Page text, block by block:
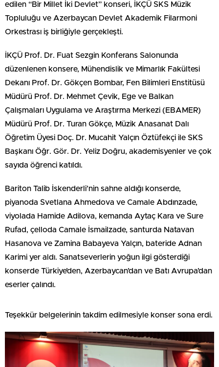
edilen “Bir Millet İki Devlet” konseri, İKÇÜ SKS Müzik
Topluluğu ve Azerbaycan Devlet Akademik Filarmoni
Orkestrası iş birliğiyle gerçekleşti.
İKÇÜ Prof. Dr. Fuat Sezgin Konferans Salonunda
düzenlenen konsere, Mühendislik ve Mimarlık Fakültesi
Dekanı Prof. Dr. Gökçen Bombar, Fen Bilimleri Enstitüsü
Müdürü Prof. Dr. Mehmet Çevik, Ege ve Balkan
Çalışmaları Uygulama ve Araştırma Merkezi (EBAMER)
Müdürü Prof. Dr. Turan Gökçe, Müzik Anasanat Dalı
Öğretim Üyesi Doç. Dr. Mucahit Yalçın Öztüfekçi ile SKS
Başkanı Öğr. Gör. Dr. Yeliz Doğru, akademisyenler ve çok
sayıda öğrenci katıldı.
Bariton Talib İskenderli’nin sahne aldığı konserde,
piyanoda Svetlana Ahmedova ve Camale Abdınzade,
viyolada Hamide Adilova, kemanda Aytaç Kara ve Sure
Rufad, çelloda Camale İsmailzade, santurda Natavan
Hasanova ve Zamina Babayeva Yalçın, bateride Adnan
Karimi yer aldı. Sanatseverlerin yoğun ilgi gösterdiği
konserde Türkiye’den, Azerbaycan’dan ve Batı Avrupa’dan
eserler çalındı.
Teşekkür belgelerinin takdim edilmesiyle konser sona erdi.